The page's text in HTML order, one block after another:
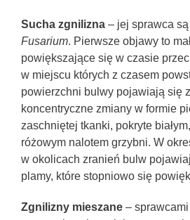
Sucha zgnilizna – jej sprawca
Fusarium. Pierwsze objawy to
powiększające się w czasie
w miejscu których z czasem
powierzchni bulwy pojawiają się
koncentryczne zmiany w formie
zaschniętej tkanki, pokryte
różowym nalotem grzybni. W
w okolicach zranień bulw
plamy, które stopniowo się
Zgnilizny mieszane –